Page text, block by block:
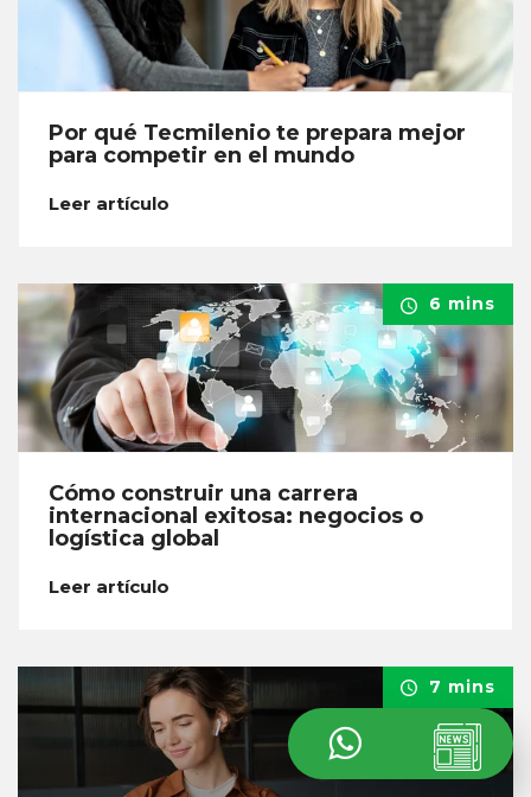
Por qué Tecmilenio te prepara mejor
para competir en el mundo
Leer artículo
6 mins
Cómo construir una carrera
internacional exitosa: negocios o
logística global
Leer artículo
7 mins